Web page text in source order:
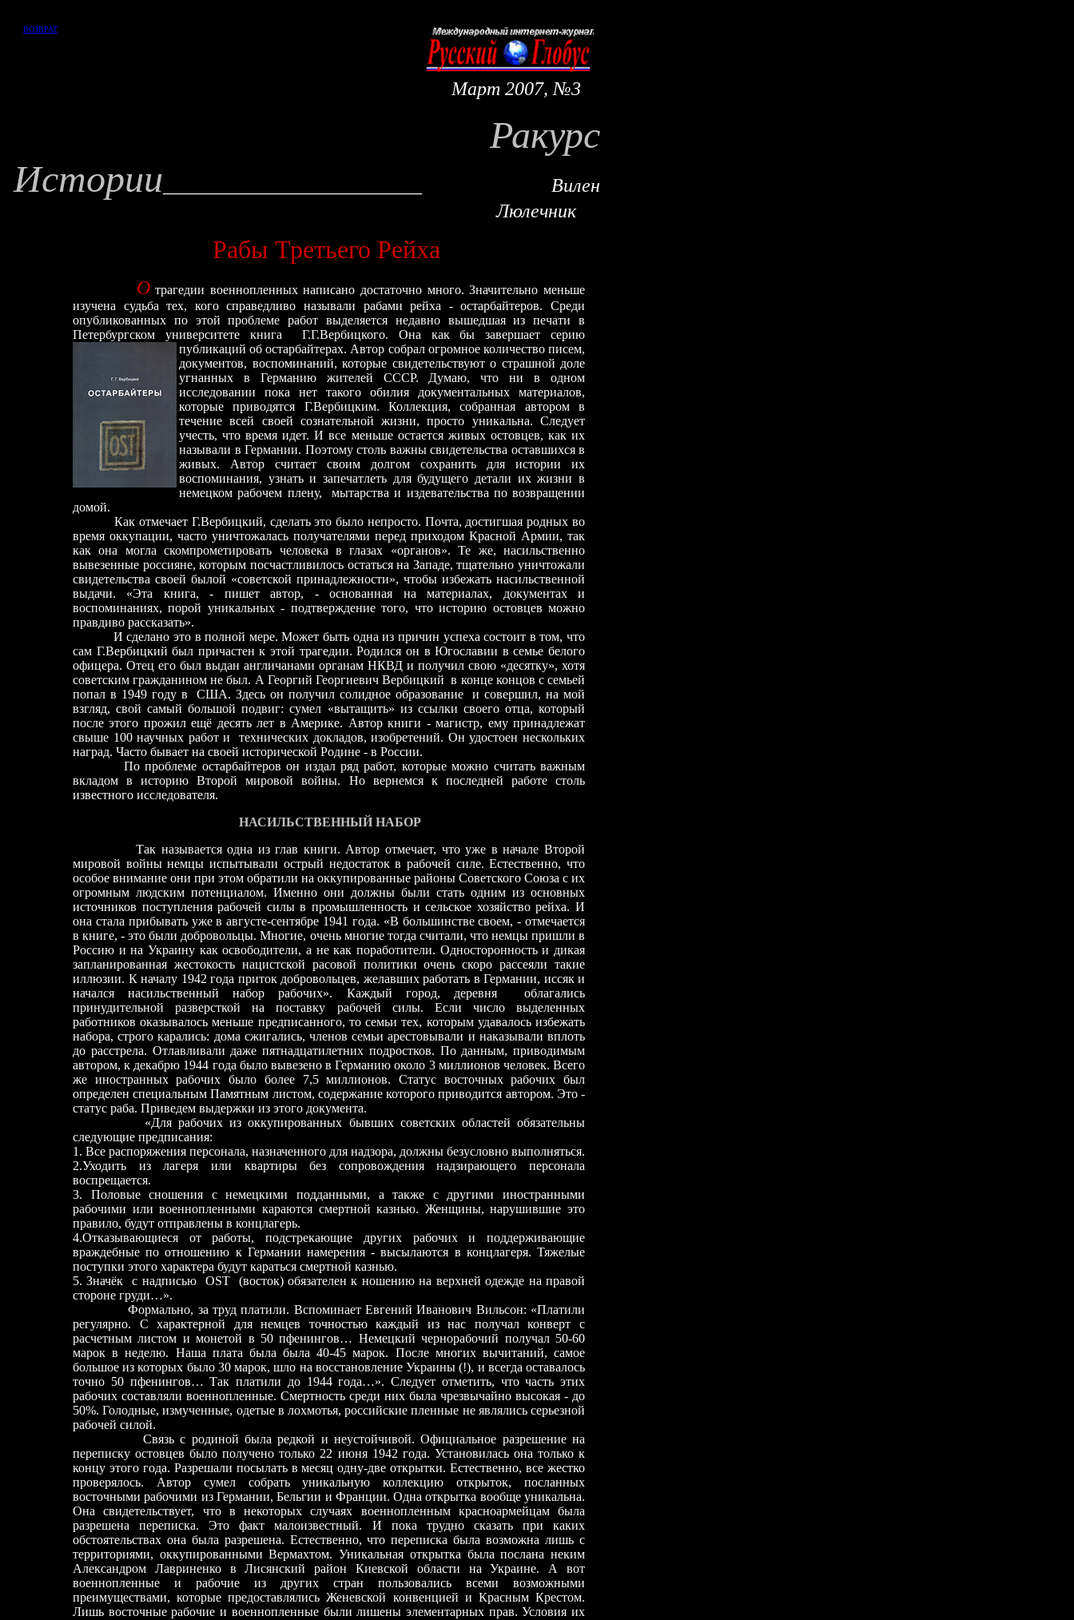
ВОЗВРАТ
Март 2007, №3
Ракурс
Истории
Вилен
Люлечник
Рабы Третьего Рейха
Отрагедии военнопленных написано достаточно много. Значительно меньше
изучена судьба тех, кого справедливо называли рабами рейха - остарбайтеров. Среди
опубликованных по этой проблеме работ выделяется недавно вышедшая из печати в
Петербургском университете книга
Г.Г.Вербицкого. Она как бы завершает серию
публикаций об остарбайтерах. Автор собрал огромное количество писем,
документов, воспоминаний, которые свидетельствуют о страшной доле
угнанных в Германию жителей СССР. Думаю, что ни в одном
исследовании пока нет такого обилия документальных материалов,
которые приводятся Г.Вербицким. Коллекция, собранная автором в
течение всей своей сознательной жизни, просто уникальна. Следует
учесть, что время идет. И все меньше остается живых остовцев, как их
называли в Германии. Поэтому столь важны свидетельства оставшихся в
живых. Автор считает своим долгом сохранить для истории их
воспоминания, узнать и запечатлеть для будущего детали их жизни в
немецком рабочем плену,
мытарства и издевательства по возвращении
домой.
Как отмечает Г.Вербицкий, сделать это было непросто. Почта, достигшая родных во
время оккупации, часто уничтожалась получателями перед приходом Красной Армии, так
как она могла скомпрометировать человека в глазах «органов». Те же, насильственно
вывезенные россияне, которым посчастливилось остаться на Западе, тщательно уничтожали
свидетельства своей былой «советской принадлежности», чтобы избежать насильственной
выдачи. «Эта книга, - пишет автор, - основанная на материалах, документах и
воспоминаниях, порой уникальных- подтверждение того, что историю остовцев можно
правдиво рассказать».
И сделано это в полной мере. Может быть одна из причин успеха состоит в том, что
сам Г.Вербицкий был причастен к этой трагедии. Родился он в Югославии в семье белого
офицера. Отец его был выдан англичанами органам НКВД и получил свою «десятку», хотя
советским гражданином не был. А Георгий Георгиевич Вербицкий в конце концов с семьей
попал в 1949 году в
США. Здесь он получил солидное образование
и совершил, на мой
взгляд, свой самый большой подвиг: сумел «вытащить» из ссылки своего отца, который
после этого прожил ещё десять лет в Америке. Автор книги -магистр, ему принадлежат
свыше 100 научных работ и
технических докладов, изобретений. Он удостоен нескольких
наград. Часто бывает на своей исторической Родине - в России.
По проблеме остарбайтеров он издал ряд работ, которые можно считать важным
вкладом в историю Второй мировой войны. Но вернемся к последней работе столь
известного исследователя.
НАСИЛЬСТВЕННЫЙ НАБОР
Так называется одна из глав книги. Автор отмечает, что уже в начале Второй
мировой войны немцы испытывали острый недостаток в рабочей силе. Естественно, что
особое внимание они при этом обратили на оккупированные районы Советского Союза с их
огромным людским потенциалом. Именно они должны были стать одним из основных
источников поступления рабочей силы в промышленность и сельское хозяйство рейха. И
она стала прибывать уже в августе-сентябре 1941 года. «В большинстве своем, - отмечается
в книге, - это были добровольцы. Многие, очень многие тогда считали, что немцы пришли в
Россию и на Украину как освободители, а не как поработители. Односторонность и дикая
запланированная жестокость нацистской расовой политики очень скоро рассеяли такие
иллюзии. К началу 1942 года приток добровольцев, желавших работать в Германии, иссяк и
начался насильственный набор рабочих». Каждый город, деревня
облагались
принудительной разверсткой на поставку рабочей силы. Если число выделенных
работников оказывалось меньше предписанного, то семьи тех, которым удавалось избежать
набора, строго карались: дома сжигались, членов семьи арестовывали и наказывали вплоть
до расстрела. Отлавливали даже пятнадцатилетних подростков. По данным, приводимым
автором, к декабрю 1944 года было вывезено в Германию около 3 миллионов человек. Всего
же иностранных рабочих было более 7,5 миллионов. Статус восточных рабочих был
определен специальным Памятным листом, содержание которого приводится автором. Это -
статус раба. Приведем выдержки из этого документа.
«Для рабочих из оккупированных бывших советских областей обязательны
следующие предписания:
1. Все распоряжения персонала, назначенного для надзора, должны безусловно выполняться.
2.Уходить из лагеря или квартиры без сопровождения надзирающего персонала
воспрещается.
3. Половые сношения с немецкими подданными, а также с другими иностранными
рабочими или военнопленными караются смертной казнью. Женщины, нарушившие это
правило, будут отправлены в концлагерь.
4.Отказывающиеся от работы, подстрекающие других рабочих и поддерживающие
враждебные по отношению к Германии намерения- высылаются в концлагеря. Тяжелые
поступки этого характера будут караться смертной казнью.
5. Значёк
с надписьюOST
(восток) обязателен к ношению на верхней одежде на правой
стороне груди…».
Формально, за труд платили. Вспоминает Евгений Иванович Вильсон: «Платили
регулярно. С характерной для немцев точностью каждый из нас получал конверт с
расчетным листом и монетой в 50 пфенингов… Немецкий чернорабочий получал 50-60
марок в неделю. Наша плата была была 40-45 марок. После многих вычитаний, самое
большое из которых было 30 марок, шло на восстановление Украины (!), и всегда оставалось
точно 50 пфенингов… Так платили до 1944 года…». Следует отметить, что часть этих
рабочих составляли военнопленные. Смертность среди них была чрезвычайно высокая - до
50%. Голодные, измученные, одетые в лохмотья, российские пленные не являлись серьезной
рабочей силой.
Связь с родиной была редкой и неустойчивой. Официальное разрешение на
переписку остовцев было получено только 22 июня 1942 года. Установилась она только к
концу этого года. Разрешали посылать в месяц одну-две открытки. Естественно, все жестко
проверялось. Автор сумел собрать уникальную коллекцию открыток, посланных
восточными рабочими из Германии, Бельгии и Франции. Одна открытка вообще уникальна.
Она свидетельствует, что в некоторых случаях военнопленным красноармейцам была
разрешена переписка. Это факт малоизвестный. И пока трудно сказать при каких
обстоятельствах она была разрешена. Естественно, что переписка была возможна лишь с
территориями, оккупированными Вермахтом. Уникальная открытка была послана неким
Александром Лавриненко в Лисянский район Киевской области на Украине. А вот
военнопленные и рабочие из других стран пользовались всеми возможными
преимуществами, которые предоставлялись Женевской конвенцией и Красным Крестом.
Лишь восточные рабочие и военнопленные были лишены элементарных прав. Условия их